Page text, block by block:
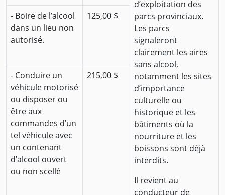
d’exploitation des
parcs provinciaux.
Les parcs
signaleront
clairement les aires
sans alcool,
notamment les sites
d’importance
culturelle ou
historique et les
bâtiments où la
nourriture et les
boissons sont déjà
interdits.
Il revient au
conducteur de
- Boire de l’alcool
dans un lieu non
autorisé.
125,00 $
- Conduire un
véhicule motorisé
ou disposer ou
être aux
commandes d’un
tel véhicule avec
un contenant
d’alcool ouvert
ou non scellé
215,00 $